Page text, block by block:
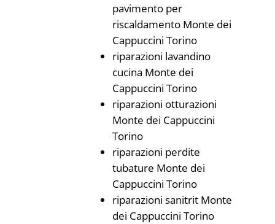
pavimento per
riscaldamento Monte dei
Cappuccini Torino
riparazioni lavandino
cucina Monte dei
Cappuccini Torino
riparazioni otturazioni
Monte dei Cappuccini
Torino
riparazioni perdite
tubature Monte dei
Cappuccini Torino
riparazioni sanitrit Monte
dei Cappuccini Torino